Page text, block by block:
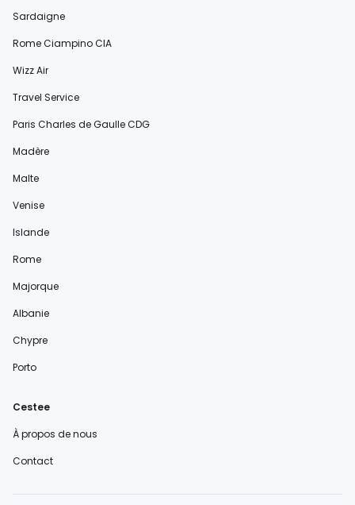
Sardaigne
Rome Ciampino CIA
Wizz Air
Travel Service
Paris Charles de Gaulle CDG
Madère
Malte
Venise
Islande
Rome
Majorque
Albanie
Chypre
Porto
Cestee
À propos de nous
Contact